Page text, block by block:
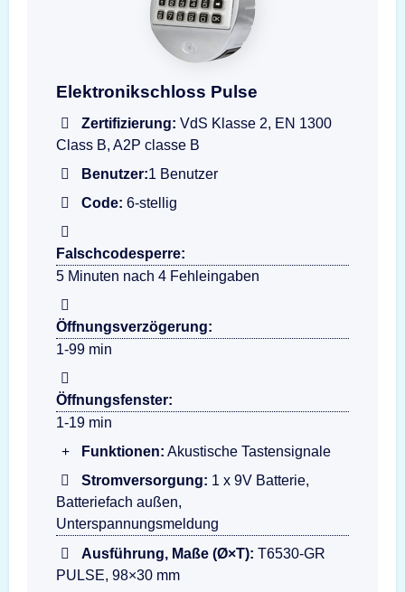
Darstellung der Eingabeeinheit T6530-GR
Elektronikschloss Pulse
Zertifizierung: VdS Klasse 2, EN 1300
Class B, A2P classe B
Benutzer:1 Benutzer
Code: 6-stellig
Falschcodesperre:
5 Minuten nach 4 Fehleingaben
Öffnungsverzögerung:
1-99 min
Öffnungsfenster:
1-19 min
Funktionen: Akustische Tastensignale
Stromversorgung: 1 x 9V Batterie,
Batteriefach außen,
Unterspannungsmeldung
Ausführung, Maße (Ø×T): T6530-GR
PULSE, 98×30 mm